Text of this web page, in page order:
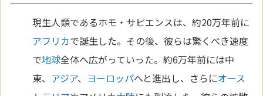
現生人類であるホモ・サピエンスは、約20万年前に
アフリカで誕生した。その後、彼らは驚くべき速度
で地球全体へ広がっていった。約6万年前には中
東、 アジア、 ヨーロッパへと進出し、さらにオース